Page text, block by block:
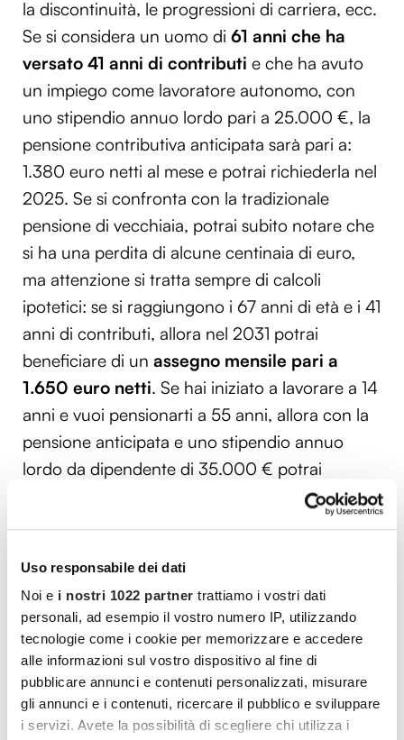
Uso responsabile dei dati
Noi e i nostri 1022 partner trattiamo i vostri dati
personali, ad esempio il vostro numero IP, utilizzando
tecnologie come i cookie per memorizzare e accedere
alle informazioni sul vostro dispositivo al fine di
pubblicare annunci e contenuti personalizzati, misurare
gli annunci e i contenuti, ricercare il pubblico e sviluppare
i servizi. Avete la possibilità di scegliere chi utilizza i
la discontinuità, le progressioni di carriera, ecc.
Se si considera un uomo di 61 anni che ha
versato 41 anni di contributi e che ha avuto
un impiego come lavoratore autonomo, con
uno stipendio annuo lordo pari a 25.000 €, la
pensione contributiva anticipata sarà pari a:
1.380 euro netti al mese e potrai richiederla nel
2025. Se si confronta con la tradizionale
pensione di vecchiaia, potrai subito notare che
si ha una perdita di alcune centinaia di euro,
ma attenzione si tratta sempre di calcoli
ipotetici: se si raggiungono i 67 anni di età e i 41
anni di contributi, allora nel 2031 potrai
beneficiare di un assegno mensile pari a
1.650 euro netti. Se hai iniziato a lavorare a 14
anni e vuoi pensionarti a 55 anni, allora con la
pensione anticipata e uno stipendio annuo
lordo da dipendente di 35.000 € potrai
arrivare a percepire anche 1.426 euro netti,
sempre se si considera il tuo ultimo stipendio.
Il calcolo della pensione è molto complesso,
perché si tratta di un sistema misto, che tiene
conto del montante contributivo per il
coefficiente di trasformazione, che varia in base
all’età. Il coefficiente di trasformazione, ad